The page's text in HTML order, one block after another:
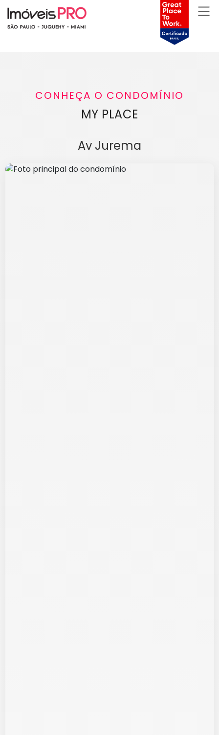
CONHEÇA O CONDOMÍNIO
MY PLACE
Av Jurema